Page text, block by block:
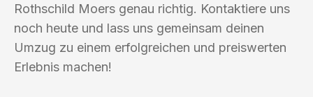
Rothschild Moers genau richtig. Kontaktiere uns
noch heute und lass uns gemeinsam deinen
Umzug zu einem erfolgreichen und preiswerten
Erlebnis machen!